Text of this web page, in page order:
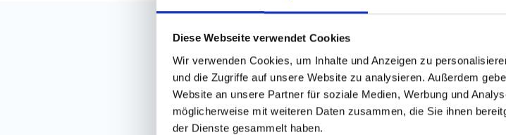
Diese Webseite verwendet Cookies
Wir verwenden Cookies, um Inhalte und Anzeigen zu
und die Zugriffe auf unsere Website zu analysieren. Außerdem
Website an unsere Partner für soziale Medien, Werbung und
möglicherweise mit weiteren Daten zusammen, die Sie ihnen
der Dienste gesammelt haben.